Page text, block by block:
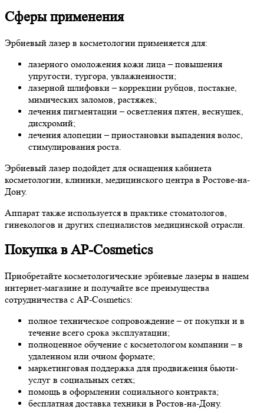
Сферы применения
Эрбиевый лазер в косметологии применяется для:
лазерного омоложения кожи лица – повышения
упругости, тургора, увлажненности;
лазерной шлифовки – коррекции рубцов, постакне,
мимических заломов, растяжек;
лечения пигментации – осветления пятен, веснушек,
дисхромий;
лечения алопеции – приостановки выпадения волос,
стимулирования роста.
Эрбиевый лазер подойдет для оснащения кабинета
косметологии, клиники, медицинского центра в Ростове-на-
Дону.
Аппарат также используется в практике стоматологов,
гинекологов и других специалистов медицинской отрасли.
Покупка в AP-Cosmetics
Приобретайте косметологические эрбиевые лазеры в нашем
интернет-магазине и получайте все преимущества
сотрудничества с AP-Cosmetics:
полное техническое сопровождение – от покупки и в
течение всего срока эксплуатации;
полноценное обучение с косметологом компании – в
удаленном или очном формате;
маркетинговая поддержка для продвижения бьюти-
услуг в социальных сетях;
помощь в оформлении социального контракта;
бесплатная доставка техники в Ростов-на-Дону.